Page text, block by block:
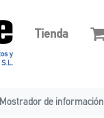
Tienda
Mostrador de información